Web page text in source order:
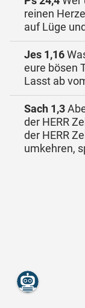
reinen
auf Lüge
Jes 1,16
eure bösen
Lasst ab
Sach 1,3
der HERR
der HERR
umkehren,